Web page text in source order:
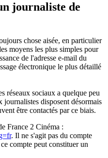
journaliste de
chose aisée, en particulier
moyens les plus simples pour
de l'adresse e-mail du
électronique le plus détaillé
réseaux sociaux a quelque peu
disposent désormais
être contactés par ce biais.
France 2 Cinéma :
. Il ne s'agit pas du compte
compte peut constituer un